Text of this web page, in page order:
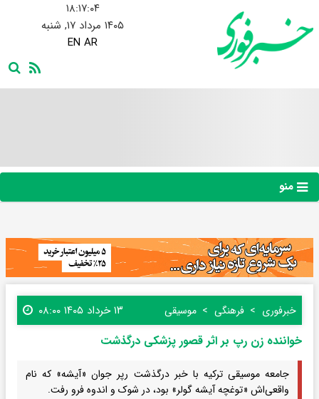
۱۸:۱۷:۰۵
۱۴۰۵ مرداد ۱۷, شنبه
EN AR
منو
خبرفوری فرهنگی موسیقی ۱۳ خرداد ۱۴۰۵ ۰۸:۰۰
خواننده زن رپ بر اثر قصور پزشکی درگذشت
جامعه موسیقی ترکیه با خبر درگذشت رپر جوان «آیشه» که نام
واقعی‌اش «توغچه آیشه گولر» بود، در شوک و اندوه فرو رفت.